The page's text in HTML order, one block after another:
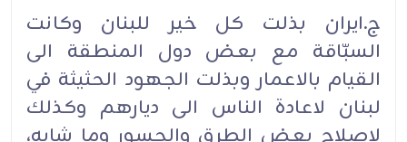
ج.ايران بذلت كل خير للبنان وكانت
السبّاقة مع بعض دول المنطقة الى
القيام بالاعمار وبذلت الجهود الحثيثة في
لبنان لاعادة الناس الى ديارهم وكذلك